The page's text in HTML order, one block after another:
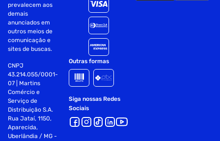
prevalecem aos
demais
anunciados em
outros meios de
comunicação e
sites de buscas.
CNPJ
43.214.055/0001-
07 | Martins
Comércio e
Serviço de
Distribuição S.A.
Rua Jataí, 1150,
Aparecida,
Uberlândia / MG -
Outras formas
Siga nossas Redes
Sociais